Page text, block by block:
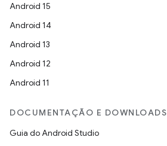
Android 15
Android 14
Android 13
Android 12
Android 11
DOCUMENTAÇÃO E DOWNLOADS
Guia do Android Studio